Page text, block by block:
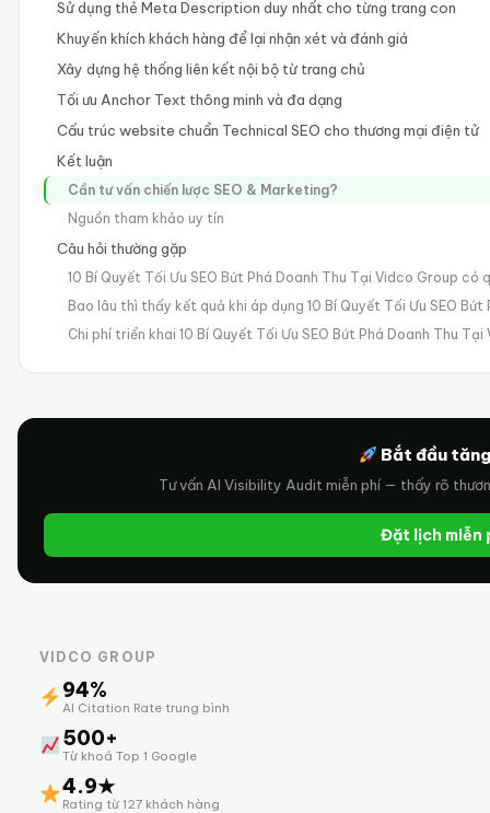
Sử dụng thẻ Meta Description duy nhất cho từng trang con
Khuyến khích khách hàng để lại nhận xét và đánh giá
Xây dựng hệ thống liên kết nội bộ từ trang chủ
Tối ưu Anchor Text thông minh và đa dạng
Cấu trúc website chuẩn Technical SEO cho thương mại điện tử
Kết luận
Cần tư vấn chiến lược SEO & Marketing?
Nguồn tham khảo uy tín
Câu hỏi thường gặp
10 Bí Quyết Tối Ưu SEO Bứt Phá Doanh Thu Tại Vidco Group có
Bao lâu thì thấy kết quả khi áp dụng 10 Bí Quyết Tối Ưu SEO
Chi phí triển khai 10 Bí Quyết Tối Ưu SEO Bứt Phá Doanh Thu
Bắt đầu
Tư vấn AI Visibility Audit miễn phí — thấy rõ
Đặt lịch miễn
VIDCO GROUP
94%
AI Citation Rate trung bình
500+
Từ khoá Top 1 Google
4.9★
Rating từ 127 khách hàng